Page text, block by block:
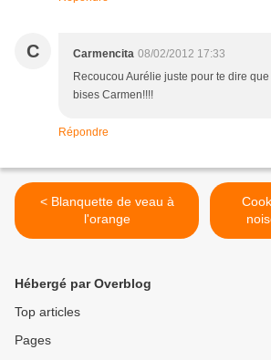
C Carmencita 08/02/2012 17:33
Recoucou Aurélie juste pour te dire
bises Carmen!!!!
Répondre
< Blanquette de veau à
l'orange
Hébergé par Overblog
Top articles
Pages